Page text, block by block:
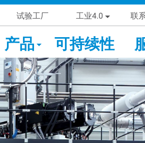
试验工厂 工业4.0 联
产品 可持续性